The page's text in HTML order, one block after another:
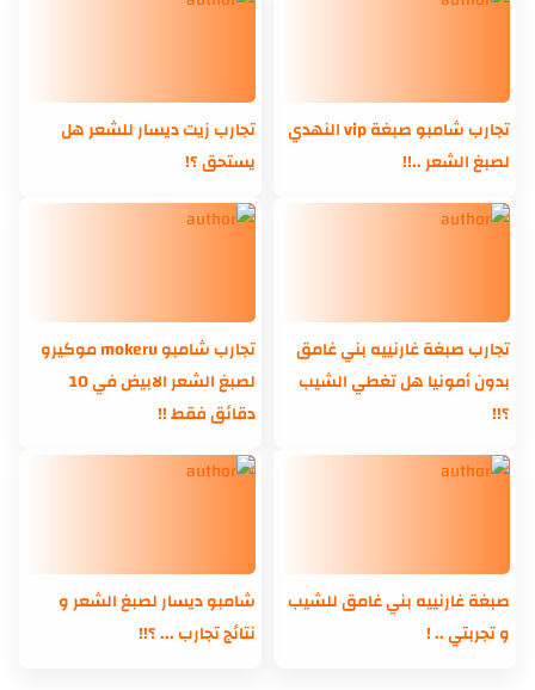
تجارب شامبو صبغة vip النهدي
لصبغ الشعر ..!!
تجارب زيت ديسار للشعر هل
يستحق ؟!
تجارب صبغة غارنييه بني غامق
بدون أمونيا هل تغطي الشيب
؟!!
تجارب شامبو mokeru موكيرو
لصبغ الشعر الابيض في 10
دقائق فقط !!
صبغة غارنييه بني غامق للشيب
و تجربتي .. !
شامبو ديسار لصبغ الشعر و
نتائج تجارب ... ؟!!